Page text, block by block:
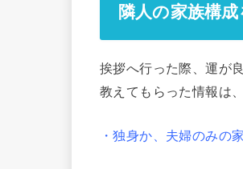
隣人の家族構成
挨拶へ行った際、運が
教えてもらった情報は、
・独身か、夫婦のみの